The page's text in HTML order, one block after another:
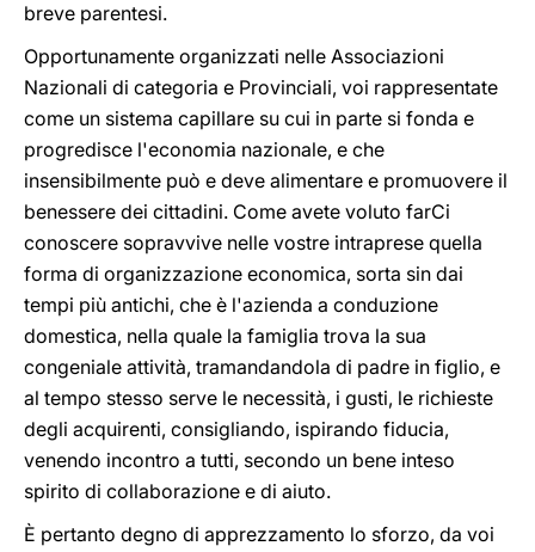
breve parentesi.
Opportunamente organizzati nelle Associazioni
Nazionali di categoria e Provinciali, voi rappresentate
come un sistema capillare su cui in parte si fonda e
progredisce l'economia nazionale, e che
insensibilmente può e deve alimentare e promuovere il
benessere dei cittadini. Come avete voluto farCi
conoscere sopravvive nelle vostre intraprese quella
forma di organizzazione economica, sorta sin dai
tempi più antichi, che è l'azienda a conduzione
domestica, nella quale la famiglia trova la sua
congeniale attività, tramandandola di padre in figlio, e
al tempo stesso serve le necessità, i gusti, le richieste
degli acquirenti, consigliando, ispirando fiducia,
venendo incontro a tutti, secondo un bene inteso
spirito di collaborazione e di aiuto.
È pertanto degno di apprezzamento lo sforzo, da voi